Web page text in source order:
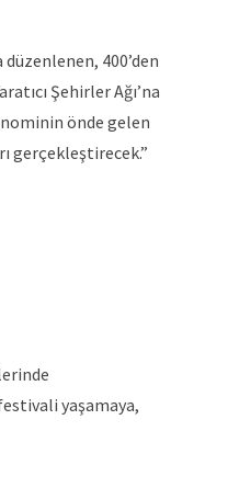
400’den
Şehirler Ağı’na
önde gelen
gerçekleştirecek.”
yaşamaya,